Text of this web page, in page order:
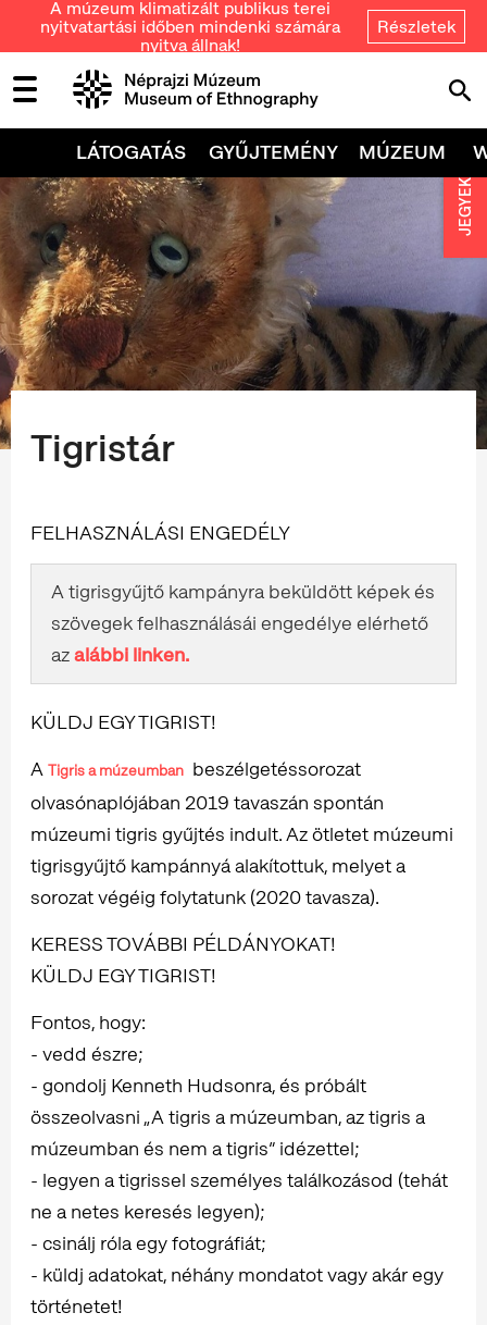
A múzeum klimatizált publikus terei
nyitvatartási időben mindenki számára
nyitva állnak!
Részletek
LÁTOGATÁS GYŰJTEMÉNY MÚZEUM
Tigristár
FELHASZNÁLÁSI ENGEDÉLY
A tigrisgyűjtő kampányra beküldött képek és
szövegek felhasználásái engedélye elérhető
azalábbi linken.
KÜLDJ EGY TIGRIST!
A Tigris a múzeumban beszélgetéssorozat
olvasónaplójában 2019 tavaszán spontán
múzeumi tigris gyűjtés indult. Az ötletet múzeumi
tigrisgyűjtő kampánnyá alakítottuk, melyet a
sorozat végéig folytatunk (2020 tavasza).
KERESS TOVÁBBI PÉLDÁNYOKAT!
KÜLDJ EGY TIGRIST!
Fontos, hogy:
- vedd észre;
- gondolj Kenneth Hudsonra, és próbált
összeolvasni „A tigris a múzeumban, az tigris a
múzeumban és nem a tigris” idézettel;
- legyen a tigrissel személyes találkozásod (tehát
ne a netes keresés legyen);
- csinálj róla egy fotográfiát;
- küldj adatokat, néhány mondatot vagy akár egy
történetet!
JEGYEK